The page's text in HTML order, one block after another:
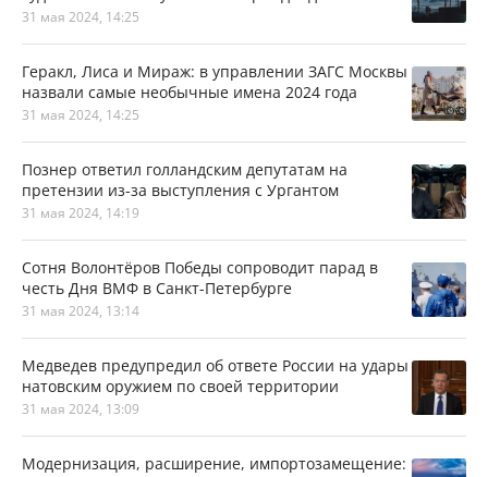
31 мая 2024, 14:25
Геракл, Лиса и Мираж: в управлении ЗАГС Москвы
назвали самые необычные имена 2024 года
31 мая 2024, 14:25
Познер ответил голландским депутатам на
претензии из-за выступления с Ургантом
31 мая 2024, 14:19
Сотня Волонтёров Победы сопроводит парад в
честь Дня ВМФ в Санкт-Петербурге
31 мая 2024, 13:14
Медведев предупредил об ответе России на удары
натовским оружием по своей территории
31 мая 2024, 13:09
Модернизация, расширение, импортозамещение: